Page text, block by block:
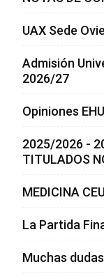
UAX Sede
Admisión
2026/27
Opiniones
2025/2026 -
TITULADOS
MEDICINA
La Partida
Muchas